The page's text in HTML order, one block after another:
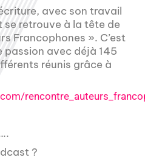
avec son travail
se retrouve à la tête de
Francophones ». C’est
passion avec déjà 145
réunis grâce à
?